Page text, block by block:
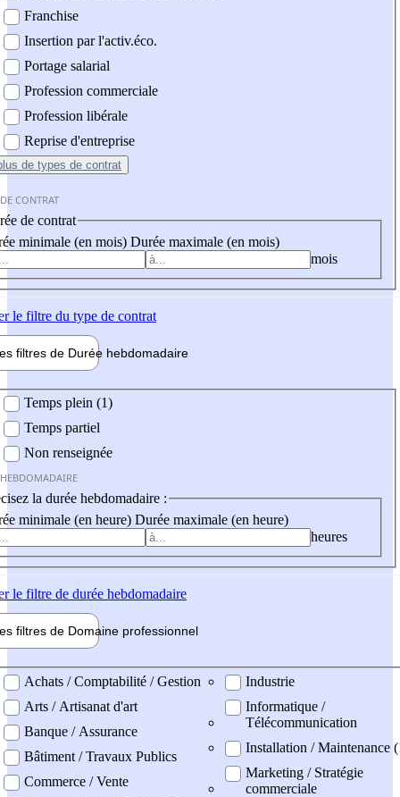
Franchise
Insertion par l'activ.éco.
Portage salarial
Profession commerciale
Profession libérale
Reprise d'entreprise
de types de contrat
CONTRAT
de contrat
minimale (en mois) Durée maximale (en mois)
mois
le filtre du type de contrat
filtres de Durée hebdomadaire
Temps plein (1)
Temps partiel
Non renseignée
la durée hebdomadaire :
minimale (en heure) Durée maximale (en heure)
heures
le filtre de durée hebdomadaire
filtres de Domaine professionnel
professionel
Achats / Comptabilité / Gestion
Arts / Artisanat d'art
Banque / Assurance
Bâtiment / Travaux Publics
Commerce / Vente
Industrie
Informatique /
Télécommunication
Installation / Maintenance
Marketing / Stratégie
commerciale